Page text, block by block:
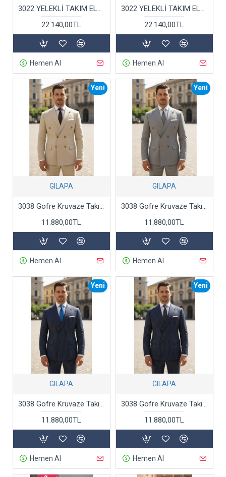
3022 YELEKLİ TAKIM ELBİSE LİCRALI SİYAH
22.140,00TL
Hemen Al
3022 YELEKLİ TAKIM ELBİSE LİCRALI YEŞİL
22.140,00TL
Hemen Al
Yeni
GILAPA
3038 Gofre Kruvaze Takım Elbise Bej
11.880,00TL
Hemen Al
Yeni
GILAPA
3038 Gofre Kruvaze Takım Elbise Gri
11.880,00TL
Hemen Al
Yeni
GILAPA
3038 Gofre Kruvaze Takım Elbise Lacivert
11.880,00TL
Hemen Al
Yeni
GILAPA
3038 Gofre Kruvaze Takım Elbise Siyah
11.880,00TL
Hemen Al